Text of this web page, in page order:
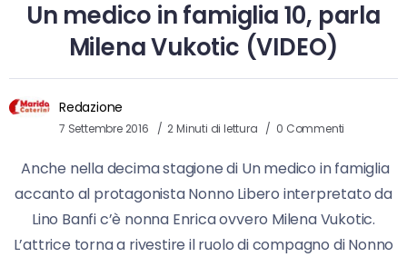
Un medico in famiglia 10, parla
Milena Vukotic (VIDEO)
Redazione
7 Settembre 2016 2 Minuti di lettura 0 Commenti
Anche nella decima stagione di Un medico in famiglia
accanto al protagonista Nonno Libero interpretato da
Lino Banfi c’è nonna Enrica ovvero Milena Vukotic.
L’attrice torna a rivestire il ruolo di compagno di Nonno